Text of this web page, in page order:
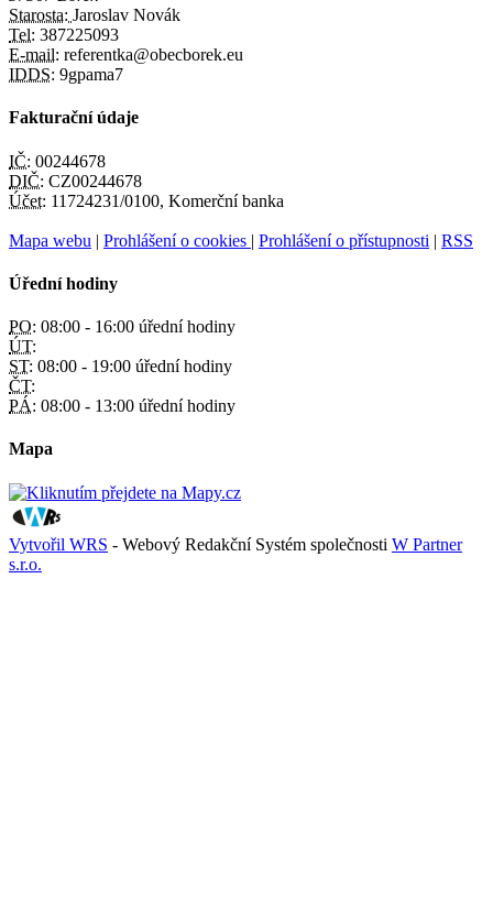
Starosta: Jaroslav Novák
Tel: 387225093
E-mail: referentka@obecborek.eu
IDDS: 9gpama7
Fakturační údaje
IČ: 00244678
DIČ: CZ00244678
Účet: 11724231/0100, Komerční banka
Mapa webu | Prohlášení o cookies | Prohlášení o přístupnosti | RSS
Úřední hodiny
PO: 08:00 - 16:00 úřední hodiny
ÚT:
ST: 08:00 - 19:00 úřední hodiny
ČT:
PÁ: 08:00 - 13:00 úřední hodiny
Mapa
Vytvořil WRS - Webový Redakční Systém společnosti W Partner
s.r.o.